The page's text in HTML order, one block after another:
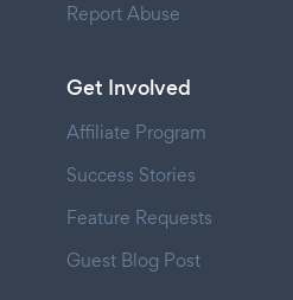
Report Abuse
Get Involved
Affiliate Program
Success Stories
Feature Requests
Guest Blog Post